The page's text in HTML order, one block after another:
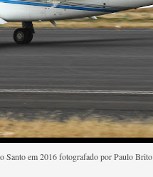
Santo em 2016 fotografado por Paulo Brito